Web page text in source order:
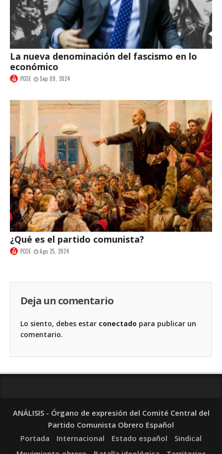
La nueva denominación del fascismo en lo
económico
PCOE Sep 09, 2024
¿Qué es el partido comunista?
PCOE Ago 25, 2024
Deja un comentario
Lo siento, debes estar conectado para publicar un
comentario.
ANÁLISIS - Órgano de expresión del Comité Central del
Partido Comunista Obrero Español
Portada
Internacional Estado español
Sindical